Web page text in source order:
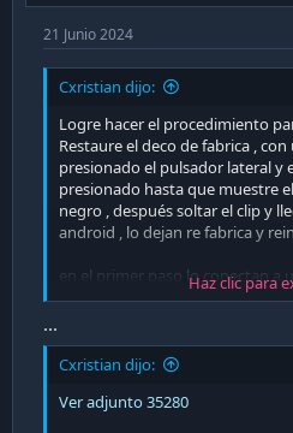
21 Junio 2024
Cxristian dijo:
Logre hacer el procedimiento
Restaure el deco de fabrica ,
presionado el pulsador lateral y
presionado hasta que muestre
negro , después soltar el clip y
android , lo dejan re fabrica y
en el primer paso lo conectan a
que les pida el login de usuario
de la IP que les asigne ustedes
en mi caso el deco me dio la
Haz clic para
...
Cxristian dijo:
Ver adjunto 35280